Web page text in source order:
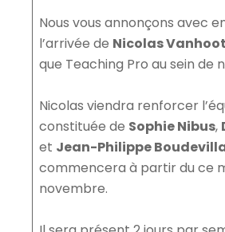
Nous vous annonçons avec
l’arrivée de Nicolas
que Teaching Pro au sein de
Nicolas viendra renforcer
constituée de Sophie Nibus,
et Jean-Philippe
commencera à partir du ce
novembre.